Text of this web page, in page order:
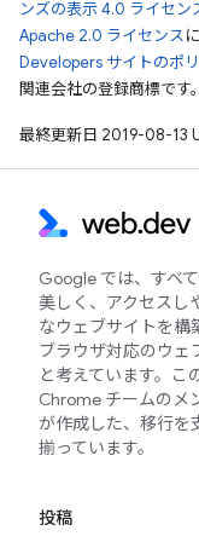
ンズの表示 4.0 ライセン
Apache 2.0 ライセンス
Developers サイトのポ
関連会社の登録商標です。
最終更新日 2019-08-13
Google では、すべ
美しく、アクセスし
なウェブサイトを構
ブラウザ対応のウェ
と考えています。こ
Chrome チームのメ
が作成した、移行を
揃っています。
投稿